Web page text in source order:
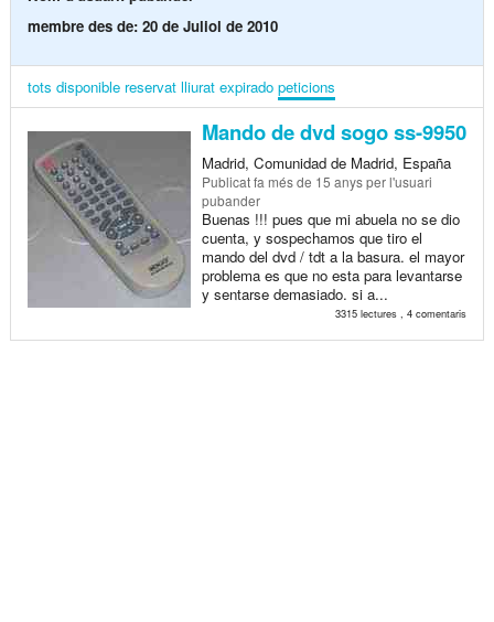
membre des de: 20 de Juliol de 2010
tots disponible reservat lliurat expirado peticions
Mando de dvd sogo ss-9950
Madrid, Comunidad de Madrid, España
Publicatfa més de 15 anysper l'usuari
pubander
Buenas !!! pues que mi abuela no se dio
cuenta, y sospechamos que tiro el
mando del dvd / tdt a la basura. el mayor
problema es que no esta para levantarse
y sentarse demasiado. si a...
3315 lectures , 4 comentaris